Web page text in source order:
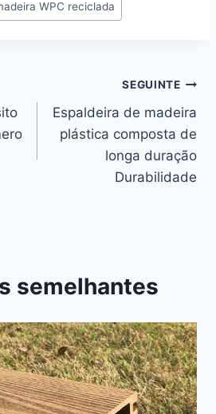
WPC reciclada
SEGUINTE
Espaldeira de madeira
plástica composta de
longa duração
Durabilidade
semelhantes